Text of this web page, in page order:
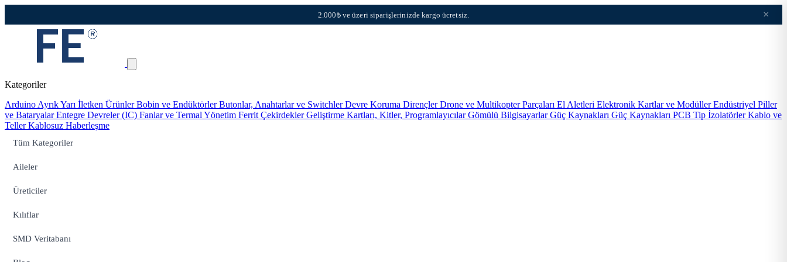
2.000₺ ve üzeri siparişlerinizde kargo ücretsiz. ×
Kategoriler
Arduino Ayrık Yarı İletken ÜrünlerBobin ve EndüktörlerButonlar, Anahtarlar ve SwitchlerDevre Koruma DirençlerDrone ve Multikopter Parçaları El Aletleri Elektronik Kartlar ve ModüllerEndüstriyel Piller
ve BataryalarEntegre Devreler (IC) Fanlar ve Termal Yönetim Ferrit ÇekirdeklerGeliştirme Kartları, Kitler, ProgramlayıcılarGömülü BilgisayarlarGüç Kaynakları Güç Kaynakları PCB Tip İzolatörlerKablo ve
TellerKablosuz Haberleşme
Tüm Kategoriler
Aileler
Üreticiler
Kılıflar
SMD Veritabanı